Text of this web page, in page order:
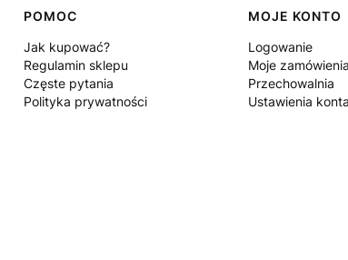
POMOC
Jak kupować?
Regulamin sklepu
Częste pytania
Polityka prywatności
MOJE KONTO
Logowanie
Moje zamówienia
Przechowalnia
Ustawienia konta